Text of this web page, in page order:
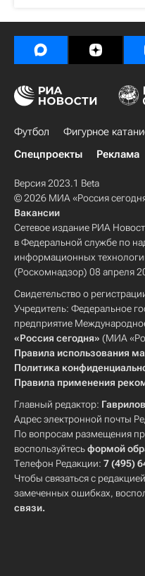
Футбол Фигурное
Спецпроекты
Реклама
Версия 2023.1 Beta
© 2026 МИА «Россия
Вакансии
Сетевое издание РИА
в Федеральной службе по
информационных
(Роскомнадзор) 08 апреля
Свидетельство о
Учредитель: Федеральное
предприятие
«Россия сегодня» (МИА
Правила использования
Политика
Правила применения
Главный редактор:
Адрес электронной почты
По вопросам размещения
воспользуйтесьформой
Телефон Редакции: 7 (495)
Чтобы связаться с
замеченных ошибках,
связи.